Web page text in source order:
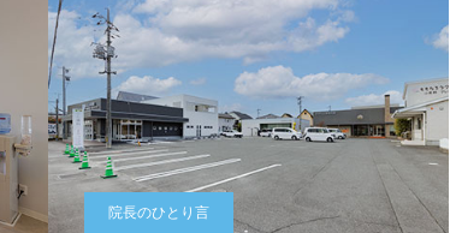
院長のひとり言